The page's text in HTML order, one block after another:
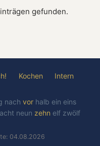
gefunden.
Kochen Intern
nach vor halb ein eins
acht neun zehn elf zwölf
04.08.2026